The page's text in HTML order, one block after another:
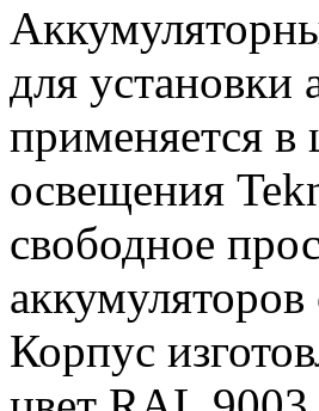
для установки
применяется в
освещения
свободное
Корпус